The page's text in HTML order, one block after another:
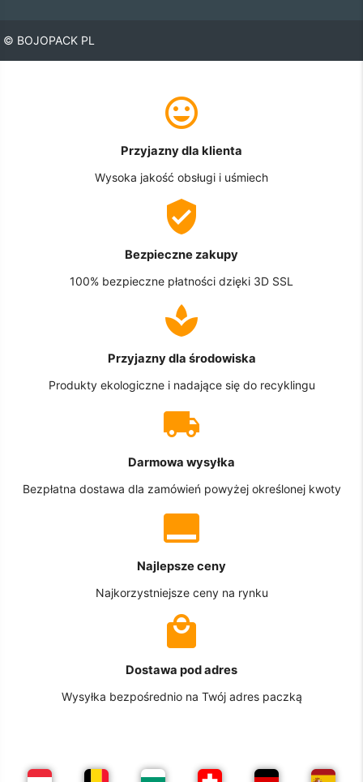
© BOJOPACK PL
Przyjazny dla klienta
Wysoka jakość obsługi i uśmiech
Bezpieczne zakupy
100% bezpieczne płatności dzięki 3D SSL
Przyjazny dla środowiska
Produkty ekologiczne i nadające się do recyklingu
Darmowa wysyłka
Bezpłatna dostawa dla zamówień powyżej określonej kwoty
Najlepsze ceny
Najkorzystniejsze ceny na rynku
Dostawa pod adres
Wysyłka bezpośrednio na Twój adres paczką